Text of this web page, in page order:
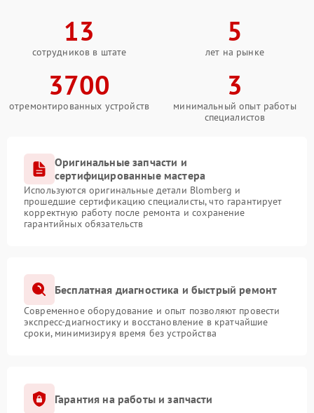
13
сотрудников в штате
5
лет на рынке
3700
отремонтированных устройств
3
минимальный опыт работы
специалистов
Оригинальные запчасти и
сертифицированные мастера
Используются оригинальные детали Blomberg и
прошедшие сертификацию специалисты, что гарантирует
корректную работу после ремонта и сохранение
гарантийных обязательств
Бесплатная диагностика и быстрый ремонт
Современное оборудование и опыт позволяют провести
экспресс-диагностику и восстановление в кратчайшие
сроки, минимизируя время без устройства
Гарантия на работы и запчасти